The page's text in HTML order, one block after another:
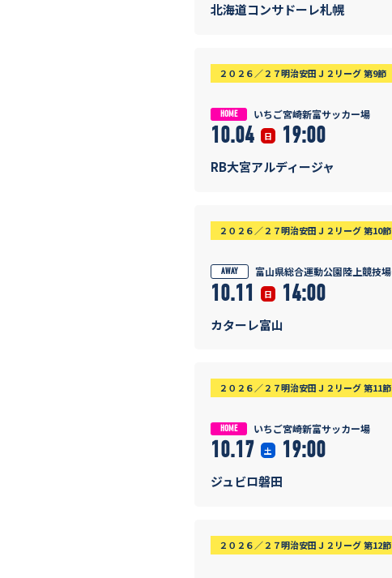
北海道コンサドーレ札幌
２０２６／２７明治安田Ｊ２リーグ 第9節
HOME いちご宮崎新富サッカー場
10.04 日 19:00
RB大宮アルディージャ
２０２６／２７明治安田Ｊ２リーグ 第10節
AWAY 富山県総合運動公園陸上競技場
10.11 日 14:00
カターレ富山
２０２６／２７明治安田Ｊ２リーグ 第11節
HOME いちご宮崎新富サッカー場
10.17 土 19:00
ジュビロ磐田
２０２６／２７明治安田Ｊ２リーグ 第12節